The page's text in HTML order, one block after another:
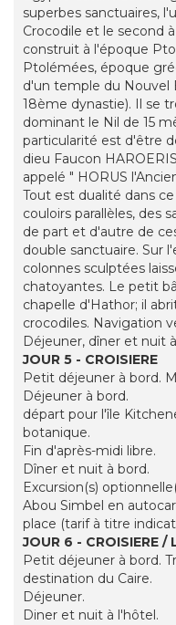
superbes sanctuaires,
Crocodile et le second
construit à l'époque
Ptolémées, époque
d'un temple du Nouvel
18ème dynastie). Il se
dominant le Nil de 15
particularité est d'être
dieu Faucon
appelé " HORUS
Tout est dualité dans
couloirs parallèles, des
de part et d'autre de
double sanctuaire. Sur
colonnes sculptées
chatoyantes. Le petit
chapelle d'Hathor; il
crocodiles. Navigation
Déjeuner, dîner et nuit
JOUR 5 - CROISIERE
Petit déjeuner à bord.
Déjeuner à bord.
départ pour l'île
botanique.
Fin d'après-midi libre.
Dîner et nuit à bord.
Excursion(s)
Abou Simbel en
place (tarif à titre
JOUR 6 - CROISIERE /
Petit déjeuner à bord.
destination du Caire.
Déjeuner.
Diner et nuit à l'hôtel.